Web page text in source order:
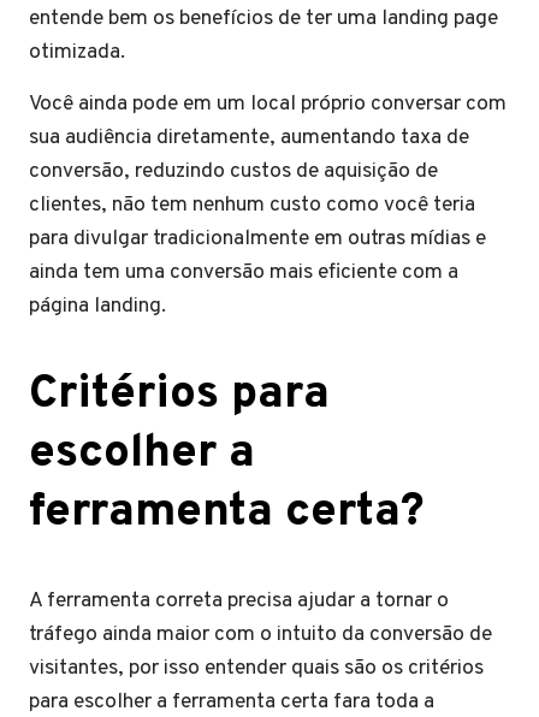
entende bem os benefícios de ter uma landing page
otimizada.
Você ainda pode em um local próprio conversar com
sua audiência diretamente, aumentando taxa de
conversão, reduzindo custos de aquisição de
clientes, não tem nenhum custo como você teria
para divulgar tradicionalmente em outras mídias e
ainda tem uma conversão mais eficiente com a
página landing.
Critérios para
escolher a
ferramenta certa?
A ferramenta correta precisa ajudar a tornar o
tráfego ainda maior com o intuito da conversão de
visitantes, por isso entender quais são os critérios
para escolher a ferramenta certa fara toda a